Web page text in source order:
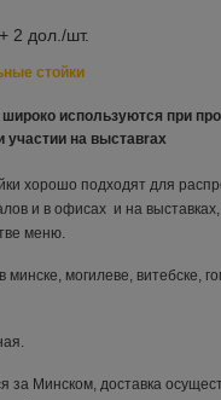
2 дол./шт.
стойки
широко используются при
участии на выставrах
хорошо подходят для
и в офисах и на
меню.
минске, могилеве, витебске,
за Минском, доставка